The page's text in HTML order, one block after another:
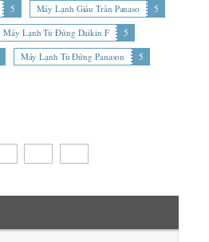
5 Máy Lạnh Giấu Trần Panaso
5
Máy Lạnh Tủ Đứng Daikin F
5
Máy Lạnh Tủ Đứng Panason 5